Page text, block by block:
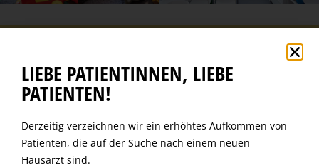
KINDER
SPORTMEDIZIN
(GESUNDHEITS-) VORSORGE
LIEBE PATIENTINNEN, LIEBE
PATIENTEN!
Derzeitig verzeichnen wir ein erhöhtes Aufkommen von
Patienten, die auf der Suche nach einem neuen
Hausarzt sind.